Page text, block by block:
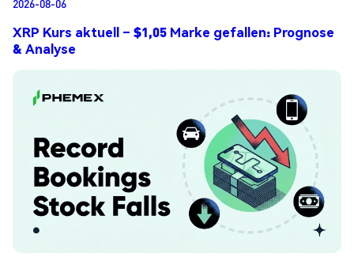
2026-08-06
XRP Kurs aktuell – $1,05 Marke gefallen: Prognose
& Analyse